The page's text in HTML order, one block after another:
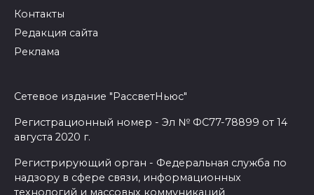
Контакты
Редакция сайта
Реклама
Сетевое издание "РассветНьюс"
Регистрационный номер - Эл № ФС77-78899 от 14
августа 2020 г.
Регистрирующий орган - Федеральная служба по
надзору в сфере связи, информационных
технологий и массовых коммуникаций